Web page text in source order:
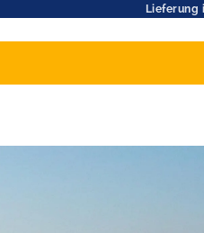
Lieferung